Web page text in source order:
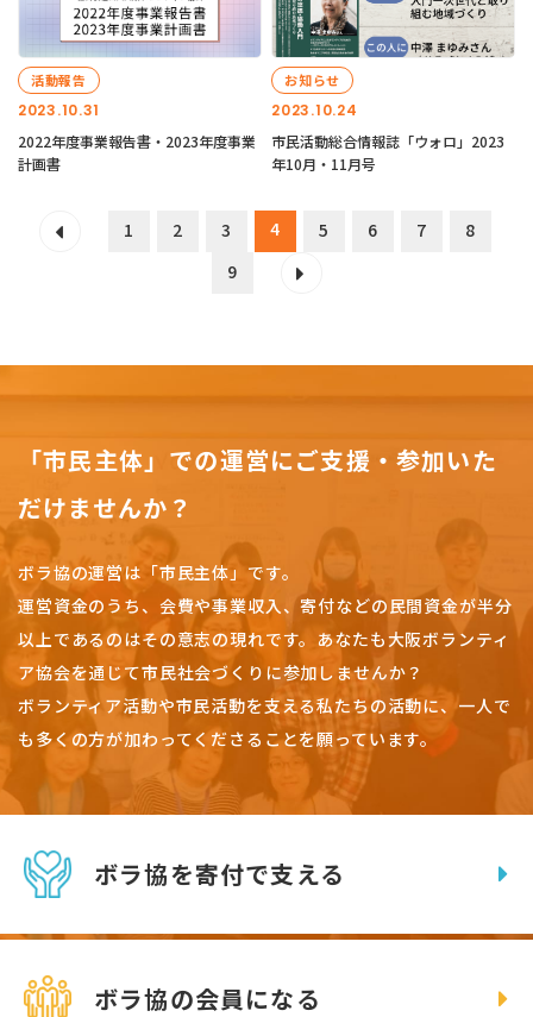
2023.10.31
活動報告
2022年度事業報告書・2023年度事業
計画書
2023.10.24
お知らせ
市民活動総合情報誌「ウォロ」2023
年10月・11月号
1 2 3 4 5 6 7
8
9
「市民主体」での運営にご支援・参加いた
だけませんか？
ボラ協の運営は「市民主体」です。
運営資金のうち、会費や事業収入、寄付などの民間資金が半分
以上であるのはその意志の現れです。 あなたも大阪ボランティ
ア協会を通じて市民社会づくりに参加しませんか？
ボランティア活動や市民活動を支える私たちの活動に、一人で
も多くの方が加わってくださることを願っています。
ボラ協を寄付で支える
ボラ協の会員になる